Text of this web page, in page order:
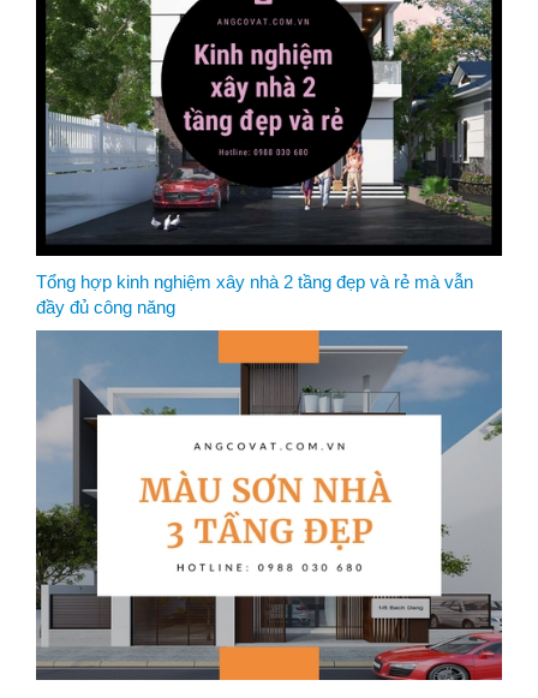
Tổng hợp kinh nghiệm xây nhà 2 tầng đẹp và rẻ mà vẫn
đầy đủ công năng